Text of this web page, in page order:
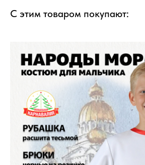
С этим товаром покупают: